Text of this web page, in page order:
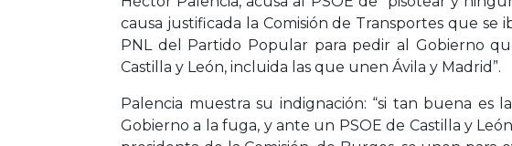
causa justificada la Comisión de Transportes que
PNL del Partido Popular para pedir al Gobierno
Castilla y León, incluida las que unen Ávila y Madrid”.
Palencia muestra su indignación: “si tan buena
Gobierno a la fuga, y ante un PSOE de Castilla y